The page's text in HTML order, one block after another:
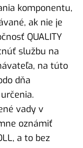
komponentu,
ak nie je
QUALITY
službu na
na túto
dňa
vady v
oznámiť
a to bez